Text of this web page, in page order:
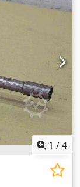
1/4 a 2
5,8 kg
1 /4